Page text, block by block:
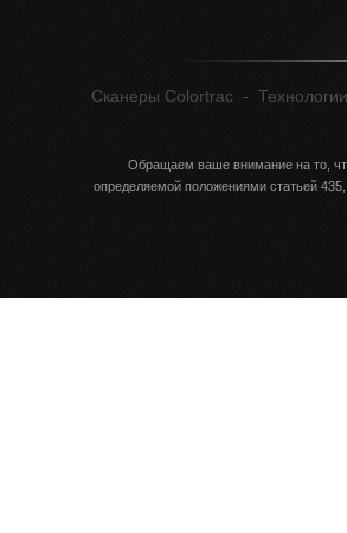
Сканеры Colortrac - Технологии
Обращаем ваше внимание на то,
определяемой положениями статьей